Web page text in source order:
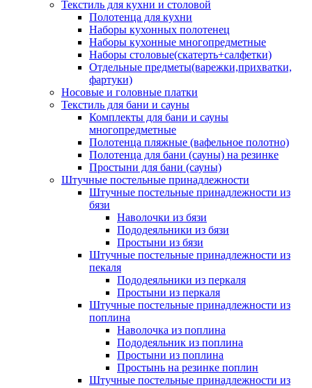
Текстиль для кухни и столовой
Полотенца для кухни
Наборы кухонных полотенец
Наборы кухонные многопредметные
Наборы столовые(скатерть+салфетки)
Отдельные предметы(варежки,прихватки,
фартуки)
Носовые и головные платки
Текстиль для бани и сауны
Комплекты для бани и сауны
многопредметные
Полотенца пляжные (вафельное полотно)
Полотенца для бани (сауны) на резинке
Простыни для бани (сауны)
Штучные постельные принадлежности
Штучные постельные принадлежности из
бязи
Наволочки из бязи
Пододеяльники из бязи
Простыни из бязи
Штучные постельные принадлежности из
пекаля
Пододеяльники из перкаля
Простыни из перкаля
Штучные постельные принадлежности из
поплина
Наволочка из поплина
Пододеяльник из поплина
Простыни из поплина
Простынь на резинке поплин
Штучные постельные принадлежности из